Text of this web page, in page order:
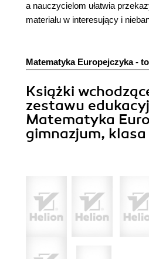
a nauczycielom ułatwia
materiału w interesujący i
Matematyka Europejczyka -
Książki
zestawu
Matematyka
gimnazjum, klasa